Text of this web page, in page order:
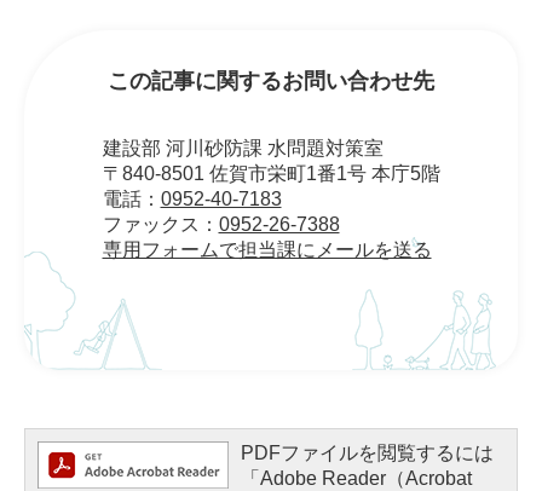
この記事に関するお問い合わせ先
建設部 河川砂防課 水問題対策室
〒840-8501 佐賀市栄町1番1号 本庁5階
電話： 0952-40-7183
ファックス： 0952-26-7388
専用フォームで担当課にメールを送る
PDFファイルを閲覧するには
「Adobe Reader（Acrobat